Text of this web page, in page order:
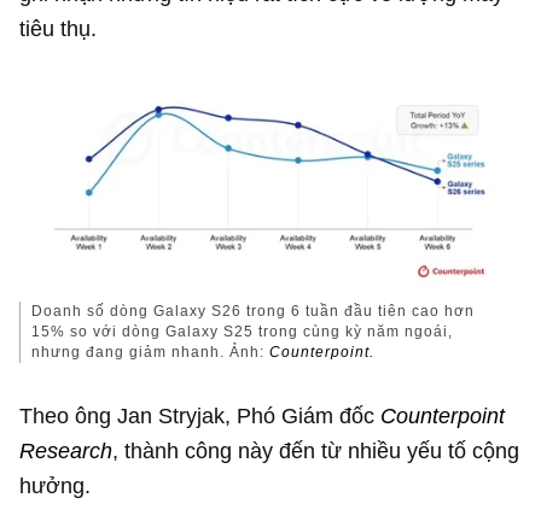
tiêu thụ.
Doanh số dòng Galaxy S26 trong 6 tuần đầu tiên cao hơn
15% so với dòng Galaxy S25 trong cùng kỳ năm ngoái,
nhưng đang giảm nhanh. Ảnh:Counterpoint.
Theo ông Jan Stryjak, Phó Giám đốc Counterpoint
Research, thành công này đến từ nhiều yếu tố cộng
hưởng.